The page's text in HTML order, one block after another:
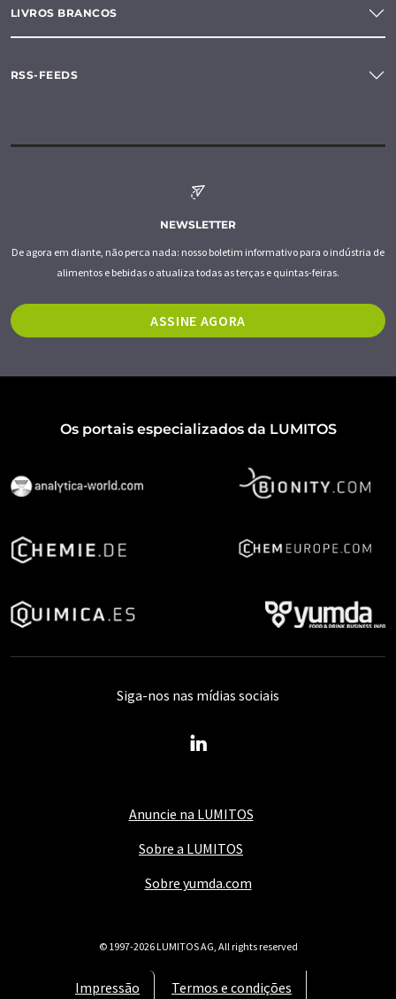
LIVROS BRANCOS
RSS-FEEDS
NEWSLETTER
De agora em diante, não perca nada: nosso boletim informativo para o indústria de
alimentos e bebidas o atualiza todas as terças e quintas-feiras.
ASSINE AGORA
Os portais especializados da LUMITOS
Anuncie na LUMITOS
Sobre a LUMITOS
Sobre yumda.com
Impressão Termos e condições
Siga-nos nas mídias sociais
© 1997-2026 LUMITOS AG, All rights reserved